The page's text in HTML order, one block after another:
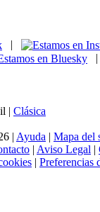
|
|
| Clásica
| Ayuda | Mapa del
| Aviso Legal |
| Preferencias